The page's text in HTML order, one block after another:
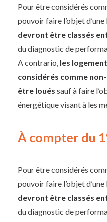
Pour être considérés
pouvoir faire l’objet
devront être classés
du diagnostic de
A contrario, les
considérés comme
être loués sauf à faire
énergétique visant à les
À compter du 1
Pour être considérés
pouvoir faire l’objet
devront être classés
du diagnostic de